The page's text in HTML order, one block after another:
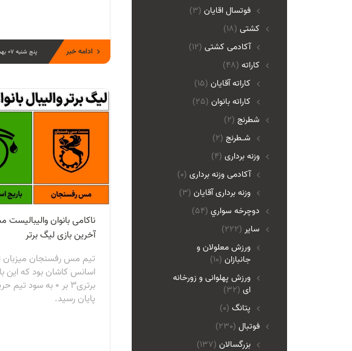
پنج شنبه 07 بهمن 1400 18:43 ادامه خبر
ناکامی بانوان
آخرین بازی لیگ برتر
تیم مس رفسنجان میزبان
اسانس کاشان بود که این
برتری3 بر 0 به سود
پایان رسید.
فوتسال اقايان (3)
(18) کشتی
آکادمی کشتی (12)
(48) کاراته
کاراته آقایان (15)
کاراته بانوان (25)
(2) شطرنج
شـطرنج (2)
(4) وزنه برداری
آکادمی وزنه برداری (0)
وزنه برداری آقایان (3)
(54) دوچرخه سواري
(222) ساير
ورزش معلولان و
جانبازان (10)
ورزش پهلوانی و زورخانه
ای (32)
پتانگ (0)
(230) فوتبال
بزرگسالان (137)